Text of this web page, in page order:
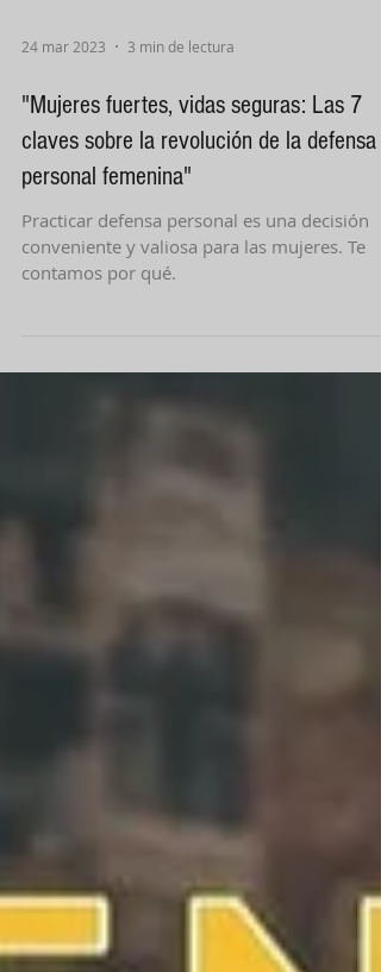
24 mar 2023 3 min de lectura
"Mujeres fuertes, vidas seguras: Las 7
claves sobre la revolución de la defensa
personal femenina"
Practicar defensa personal es una decisión